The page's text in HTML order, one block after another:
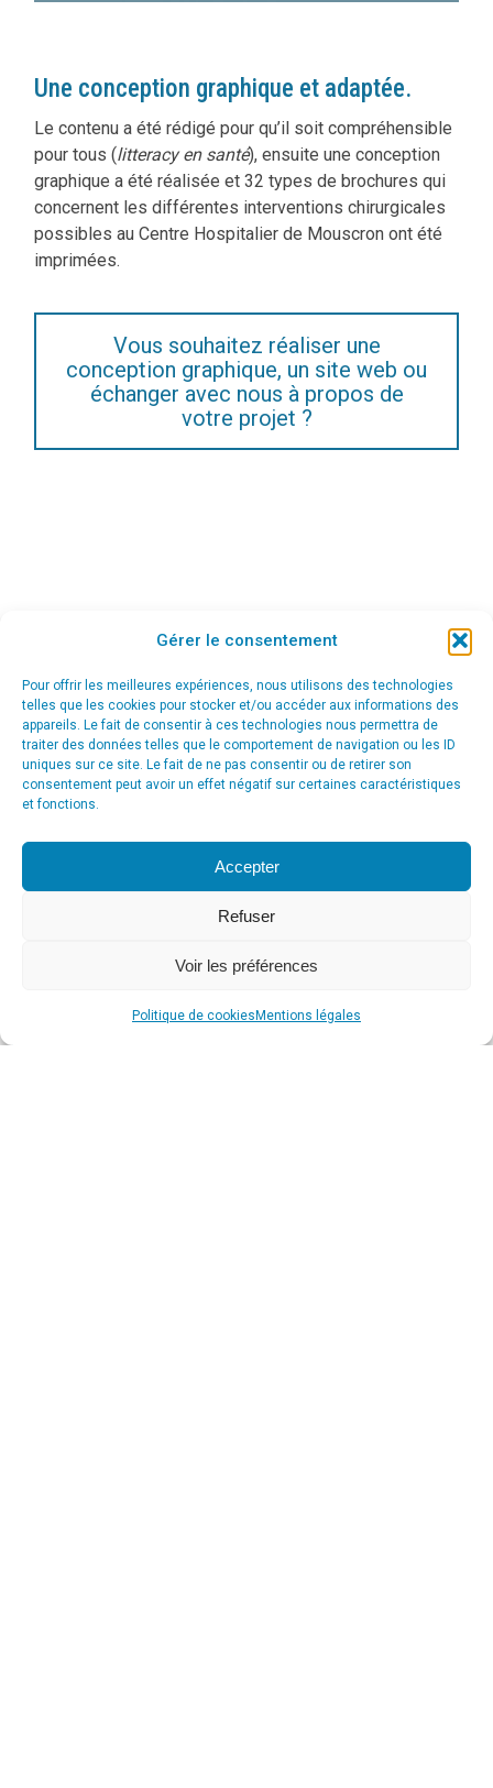
Gérer le consentement
Pour offrir les meilleures expériences, nous utilisons des technologies
telles que les cookies pour stocker et/ou accéder aux informations des
appareils. Le fait de consentir à ces technologies nous permettra de
traiter des données telles que le comportement de navigation ou les ID
uniques sur ce site. Le fait de ne pas consentir ou de retirer son
consentement peut avoir un effet négatif sur certaines caractéristiques
et fonctions.
Accepter
Refuser
Voir les préférences
Politique de cookies Mentions légales
Une conception graphique et adaptée.
Le contenu a été rédigé pour qu’il soit compréhensible
pour tous (litteracy en santé), ensuite une conception
graphique a été réalisée et 32 types de brochures qui
concernent les différentes interventions chirurgicales
possibles au Centre Hospitalier de Mouscron ont été
imprimées.
Vous souhaitez réaliser une
conception graphique, un site web ou
échanger avec nous à propos de
votre projet ?